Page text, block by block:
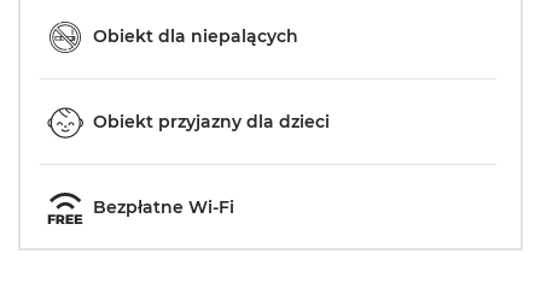
Obiekt dla niepalących
Obiekt przyjazny dla dzieci
Bezpłatne Wi-Fi